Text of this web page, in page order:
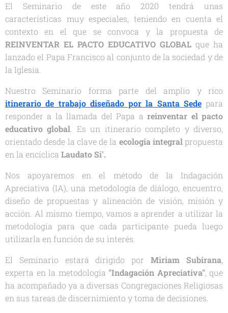
El Seminario de este año 2020 tendrá unas
características muy especiales, teniendo en cuenta el
contexto en el que se convoca y la propuesta de
REINVENTAR EL PACTO EDUCATIVO GLOBAL que ha
lanzado el Papa Francisco al conjunto de la sociedad y de
la Iglesia.
Nuestro Seminario forma parte del amplio y rico
itinerario de trabajo diseñado por la Santa Sedepara
responder a la llamada del Papa areinventar el pacto
educativo global. Es un itinerario completo y diverso,
orientado desde la clave de la ecología integral propuesta
en la encíclica Laudato Si'.
Nos apoyaremos en el método de la Indagación
Apreciativa (IA), una metodología de diálogo, encuentro,
diseño de propuestas y alineación de visión, misión y
acción. Al mismo tiempo, vamos a aprender a utilizar la
metodología para que cada participante pueda luego
utilizarla en función de su interés.
El Seminario estará dirigido porMiriam Subirana,
experta en la metodología "Indagación Apreciativa", que
ha acompañado ya a diversas Congregaciones Religiosas
en sus tareas de discernimiento y toma de decisiones.